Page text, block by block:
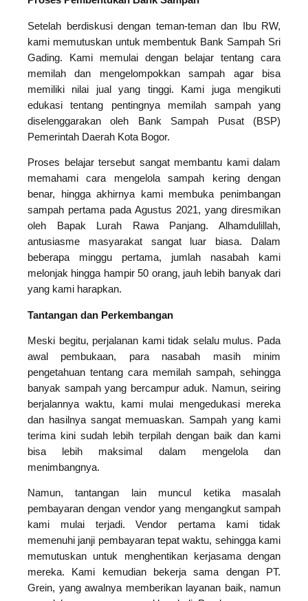
Setelah berdiskusi dengan teman-teman dan Ibu RW,
kami memutuskan untuk membentuk Bank Sampah Sri
Gading. Kami memulai dengan belajar tentang cara
memilah dan mengelompokkan sampah agar bisa
memiliki nilai jual yang tinggi. Kami juga mengikuti
edukasi tentang pentingnya memilah sampah yang
diselenggarakan oleh Bank Sampah Pusat (BSP)
Pemerintah Daerah Kota Bogor.
Proses belajar tersebut sangat membantu kami dalam
memahami cara mengelola sampah kering dengan
benar, hingga akhirnya kami membuka penimbangan
sampah pertama pada Agustus 2021, yang diresmikan
oleh Bapak Lurah Rawa Panjang. Alhamdulillah,
antusiasme masyarakat sangat luar biasa. Dalam
beberapa minggu pertama, jumlah nasabah kami
melonjak hingga hampir 50 orang, jauh lebih banyak dari
yang kami harapkan.
Tantangan dan Perkembangan
Meski begitu, perjalanan kami tidak selalu mulus. Pada
awal pembukaan, para nasabah masih minim
pengetahuan tentang cara memilah sampah, sehingga
banyak sampah yang bercampur aduk. Namun, seiring
berjalannya waktu, kami mulai mengedukasi mereka
dan hasilnya sangat memuaskan. Sampah yang kami
terima kini sudah lebih terpilah dengan baik dan kami
bisa lebih maksimal dalam mengelola dan
menimbangnya.
Namun, tantangan lain muncul ketika masalah
pembayaran dengan vendor yang mengangkut sampah
kami mulai terjadi. Vendor pertama kami tidak
memenuhi janji pembayaran tepat waktu, sehingga kami
memutuskan untuk menghentikan kerjasama dengan
mereka. Kami kemudian bekerja sama dengan PT.
Grein, yang awalnya memberikan layanan baik, namun